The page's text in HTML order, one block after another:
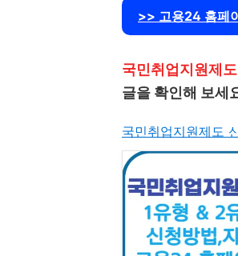
>> 고용24 홈페
국민취업지원제
글을 확인해 보세
국민취업지원제도